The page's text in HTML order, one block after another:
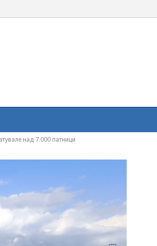
над 7.000 патници